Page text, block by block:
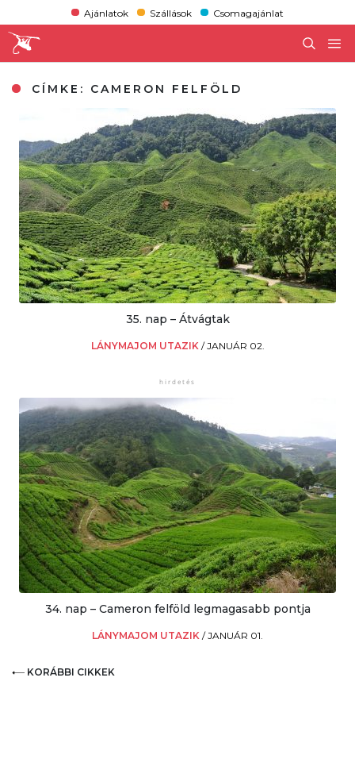
Ajánlatok Szállások Csomagajánlat
CÍMKE: CAMERON FELFÖLD
35. nap – Átvágtak
LÁNYMAJOM UTAZIK /JANUÁR 02.
34. nap – Cameron felföld legmagasabb pontja
LÁNYMAJOM UTAZIK /JANUÁR 01.
KORÁBBI CIKKEK